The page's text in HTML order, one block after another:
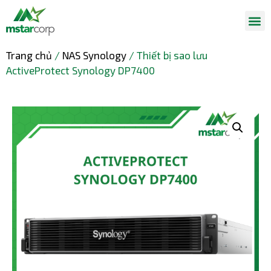
Trang chủ / NAS Synology / Thiết bị sao lưu
ActiveProtect Synology DP7400